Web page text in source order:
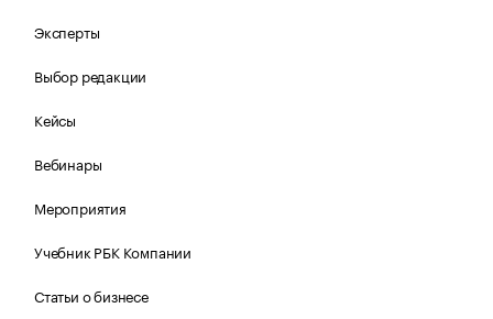
Эксперты
Выбор редакции
Кейсы
Вебинары
Мероприятия
Учебник РБК Компании
Статьи о бизнесе